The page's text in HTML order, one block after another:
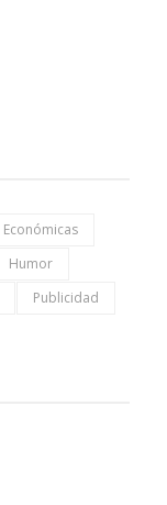
Económicas
Humor
Publicidad